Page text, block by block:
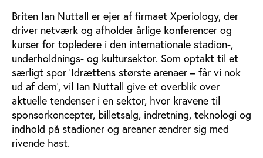
Briten Ian Nuttall er ejer af firmaet Xperiology, der
driver netværk og afholder årlige konferencer og
kurser for topledere i den internationale stadion-,
underholdnings- og kultursektor. Som optakt til et
særligt spor ’Idrættens største arenaer – får vi nok
ud af dem’, vil Ian Nuttall give et overblik over
aktuelle tendenser i en sektor, hvor kravene til
sponsorkoncepter, billetsalg, indretning, teknologi og
indhold på stadioner og areaner ændrer sig med
rivende hast.